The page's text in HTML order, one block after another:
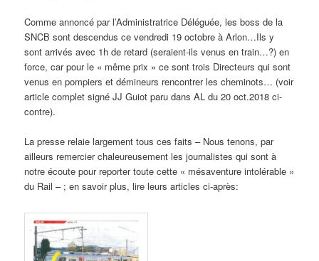
Comme annoncé par l’Administratrice Déléguée, les boss de la
SNCB sont descendus ce vendredi 19 octobre à Arlon…Ils y
sont arrivés avec 1h de retard (seraient-ils venus en train…?) en
force, car pour le « même prix » ce sont trois Directeurs qui sont
venus en pompiers et démineurs rencontrer les cheminots… (voir
article complet signé JJ Guiot paru dans AL du 20 oct.2018 ci-
contre).
La presse relaie largement tous ces faits – Nous tenons, par
ailleurs remercier chaleureusement les journalistes qui sont à
notre écoute pour reporter toute cette « mésaventure intolérable »
du Rail – ; en savoir plus, lire leurs articles ci-après: